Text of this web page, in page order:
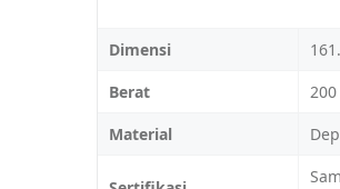
Dimensi
Berat
Material